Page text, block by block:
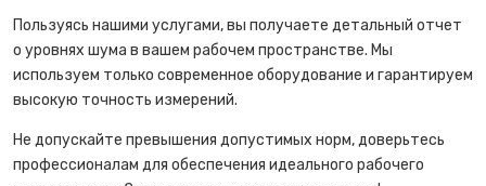
Пользуясь нашими услугами, вы получаете детальный отчет
о уровнях шума в вашем рабочем пространстве. Мы
используем только современное оборудование и гарантируем
высокую точность измерений.
Не допускайте превышения допустимых норм, доверьтесь
профессионалам для обеспечения идеального рабочего